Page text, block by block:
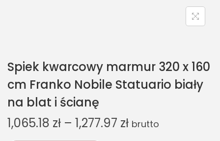
Spiek kwarcowy marmur 320 x 160
cm Franko Nobile Statuario biały
na blat i ścianę
1,065.18 zł – 1,277.97 zł brutto